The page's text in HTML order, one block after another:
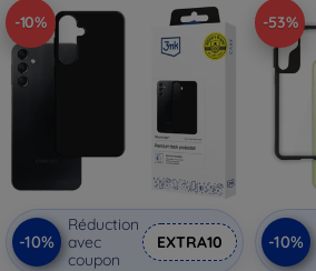
-10%
-10%
Réduction
avec
coupon
EXTRA10
-53%
-10%